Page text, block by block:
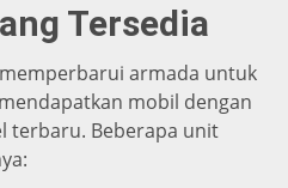
Tersedia
armada untuk
mobil dengan
terbaru. Beberapa unit